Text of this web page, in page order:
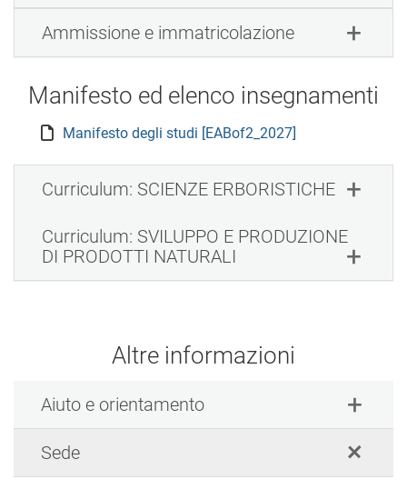
Ammissione e immatricolazione
Manifesto ed elenco insegnamenti
Manifesto degli studi [EABof2_2027]
Curriculum: SCIENZE ERBORISTICHE
Curriculum: SVILUPPO E PRODUZIONE
DI PRODOTTI NATURALI
Altre informazioni
Aiuto e orientamento
Sede